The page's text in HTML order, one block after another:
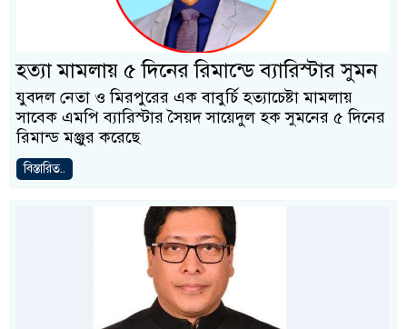
হত্যা মামলায় ৫ দিনের রিমান্ডে ব্যারিস্টার সুমন
যুবদল নেতা ও মিরপুরের এক বাবুর্চি হত্যাচেষ্টা মামলায়
সাবেক এমপি ব্যারিস্টার সৈয়দ সায়েদুল হক সুমনের ৫ দিনের
রিমান্ড মঞ্জুর করেছে
বিস্তারিত..